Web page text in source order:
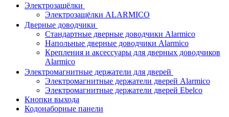
Электрозащёлки
Электрозащёлки ALARMICO
Дверные доводчики
Стандартные дверные доводчики Alarmico
Напольные дверные доводчики Alarmico
Крепления и аксессуары для дверных доводчиков
Alarmico
Электромагнитные держатели для дверей
Электромагнитные держатели дверей Alarmico
Электромагнитные держатели дверей Ebelco
Кнопки выхода
Кодонаборные панели